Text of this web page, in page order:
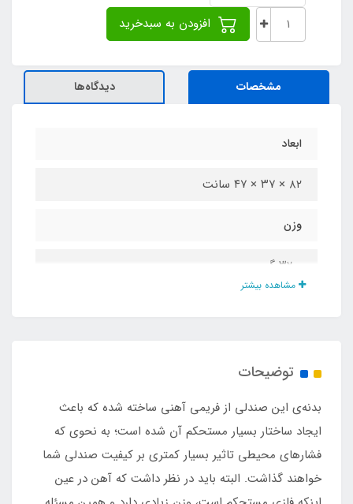
مشخصات دیدگاه‌ها
ابعاد
۸۲ × ۳۷ × ۴۷ سانت
وزن
۳۲۰۰ گرم
فوم لبه بالایی صندلی
دارد
فوم لبه پایینی صندلی
مشاهده بیشتر
توضیحات
بدنه‌ی این صندلی از فریمی آهنی ساخته شده که باعث
ایجاد ساختار بسیار مستحکم آن شده است؛ به نحوی که
فشارهای محیطی تاثیر بسیار کمتری بر کیفیت صندلی شما
خواهند گذاشت. البته باید در نظر داشت که آهن در عین